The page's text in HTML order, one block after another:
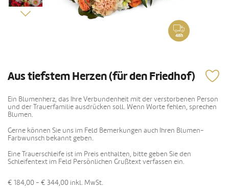
48h
Aus tiefstem Herzen (für den Friedhof)
Ein Blumenherz, das Ihre Verbundenheit mit der verstorbenen Person
und der Trauerfamilie ausdrücken soll. Wenn Worte fehlen, sprechen
Blumen.
Gerne können Sie uns im Feld Bemerkungen auch Ihren Blumen-
Farbwunsch bekannt geben.
Eine Trauerschleife ist im Preis enthalten, bitte geben Sie den
Schleifentext im Feld Persönlichen Grußtext verfassen ein.
€ 184,00 - € 344,00 inkl. MwSt.